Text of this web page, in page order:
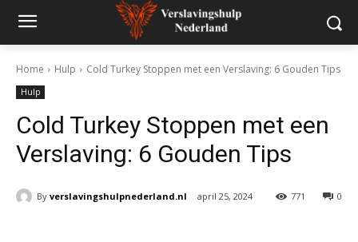
Home Hulp Cold Turkey Stoppen met een Verslaving: 6 Gouden Tips
Hulp
Cold Turkey Stoppen met een
Verslaving: 6 Gouden Tips
By verslavingshulpnederland.nl april 25, 2024 0
771